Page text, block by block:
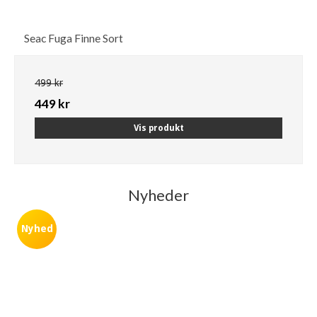
Seac Fuga Finne Sort
499 kr
449 kr
Vis produkt
Nyheder
Nyhed